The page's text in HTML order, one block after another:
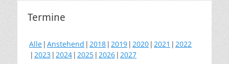
Termine
Alle Anstehend 2018 2019 2020 2021
2022
2023 2024 2025 2026 2027